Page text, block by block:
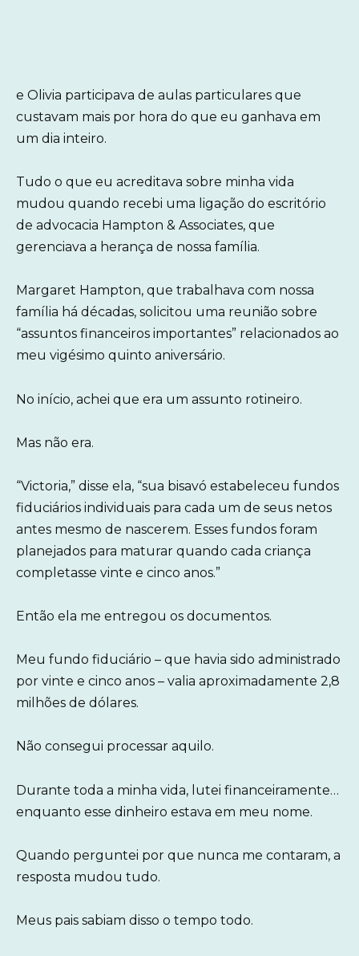
e Olivia participava de aulas particulares que
custavam mais por hora do que eu ganhava em
um dia inteiro.
Tudo o que eu acreditava sobre minha vida
mudou quando recebi uma ligação do escritório
de advocacia Hampton & Associates, que
gerenciava a herança de nossa família.
Margaret Hampton, que trabalhava com nossa
família há décadas, solicitou uma reunião sobre
“assuntos financeiros importantes” relacionados ao
meu vigésimo quinto aniversário.
No início, achei que era um assunto rotineiro.
Mas não era.
“Victoria,” disse ela, “sua bisavó estabeleceu fundos
fiduciários individuais para cada um de seus netos
antes mesmo de nascerem. Esses fundos foram
planejados para maturar quando cada criança
completasse vinte e cinco anos.”
Então ela me entregou os documentos.
Meu fundo fiduciário – que havia sido administrado
por vinte e cinco anos – valia aproximadamente 2,8
milhões de dólares.
Não consegui processar aquilo.
Durante toda a minha vida, lutei financeiramente…
enquanto esse dinheiro estava em meu nome.
Quando perguntei por que nunca me contaram, a
resposta mudou tudo.
Meus pais sabiam disso o tempo todo.